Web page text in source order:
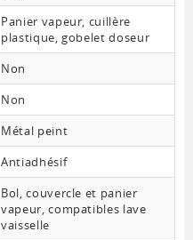
Panier vapeur, cuillère
plastique, gobelet doseur
Non
Non
Métal peint
Antiadhésif
Bol, couvercle et panier
vapeur, compatibles lave
vaisselle